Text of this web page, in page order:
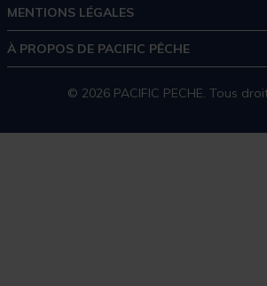
MENTIONS LÉGALES
À PROPOS DE PACIFIC PÊCHE
© 2026 PACIFIC PECHE. Tous